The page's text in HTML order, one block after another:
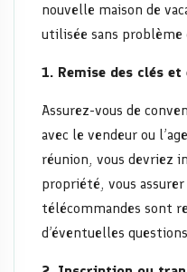
nouvelle maison de
utilisée sans
1. Remise des clés et
Assurez-vous de
avec le vendeur ou
réunion, vous devriez
propriété, vous
télécommandes sont
d’éventuelles